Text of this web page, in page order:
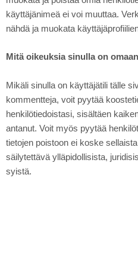
käyttäjänimeä ei voi muuttaa.
nähdä ja muokata
Mitä oikeuksia sinulla on
Mikäli sinulla on käyttäjätili tälle
kommentteja, voit pyytää
henkilötiedoistasi, sisältäen
antanut. Voit myös pyytää
tietojen poistoon ei koske
säilytettävä ylläpidollisista,
syistä.